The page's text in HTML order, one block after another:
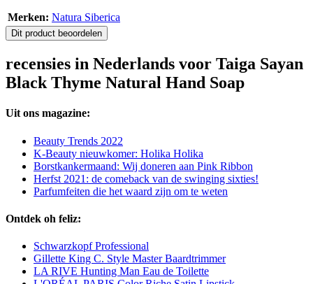
Merken: Natura Siberica
Dit product beoordelen
recensies in Nederlands voor Taiga Sayan
Black Thyme Natural Hand Soap
Uit ons magazine:
Beauty Trends 2022
K-Beauty nieuwkomer: Holika Holika
Borstkankermaand: Wij doneren aan Pink Ribbon
Herfst 2021: de comeback van de swinging sixties!
Parfumfeiten die het waard zijn om te weten
Ontdek oh feliz:
Schwarzkopf Professional
Gillette King C. Style Master Baardtrimmer
LA RIVE Hunting Man Eau de Toilette